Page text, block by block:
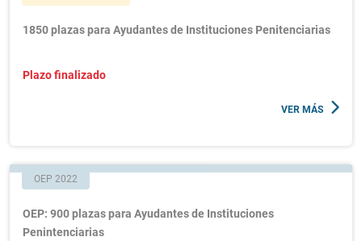
1850 plazas para Ayudantes de Instituciones Penitenciarias
Plazo finalizado
VER MÁS
OEP 2022
OEP: 900 plazas para Ayudantes de Instituciones
Penintenciarias